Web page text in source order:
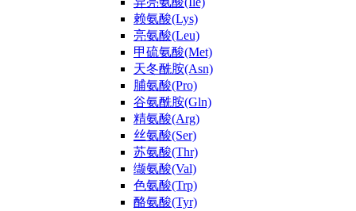
赖氨酸(Lys)
亮氨酸(Leu)
甲硫氨酸(Met)
天冬酰胺(Asn)
脯氨酸(Pro)
谷氨酰胺(Gln)
精氨酸(Arg)
丝氨酸(Ser)
苏氨酸(Thr)
缬氨酸(Val)
色氨酸(Trp)
酪氨酸(Tyr)